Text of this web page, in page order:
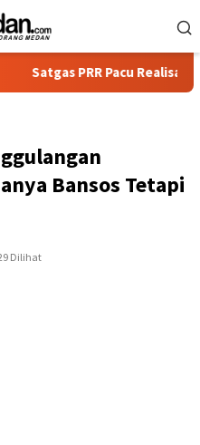
Pacu Realisasi Tambahan
Bansos Tetapi
Dilihat